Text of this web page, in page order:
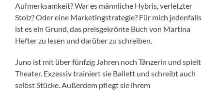
Aufmerksamkeit? War es männliche Hybris, verletzter
Stolz? Oder eine Marketingstrategie? Für mich jedenfalls
ist es ein Grund, das preisgekrönte Buch von Martina
Hefter zu lesen und darüber zu schreiben.
Juno ist mit über fünfzig Jahren noch Tänzerin und spielt
Theater. Exzessiv trainiert sie Ballett und schreibt auch
selbst Stücke. Außerdem pflegt sie ihrem